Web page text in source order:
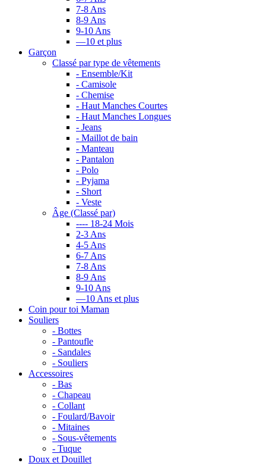
7-8 Ans
8-9 Ans
9-10 Ans
—10 et plus
Garçon
Classé par type de vêtements
- Ensemble/Kit
- Camisole
- Chemise
- Haut Manches Courtes
- Haut Manches Longues
- Jeans
- Maillot de bain
- Manteau
- Pantalon
- Polo
- Pyjama
- Short
- Veste
Âge (Classé par)
---- 18-24 Mois
2-3 Ans
4-5 Ans
6-7 Ans
7-8 Ans
8-9 Ans
9-10 Ans
—10 Ans et plus
Coin pour toi Maman
Souliers
- Bottes
- Pantoufle
- Sandales
- Souliers
Accessoires
- Bas
- Chapeau
- Collant
- Foulard/Bavoir
- Mitaines
- Sous-vêtements
- Tuque
Doux et Douillet